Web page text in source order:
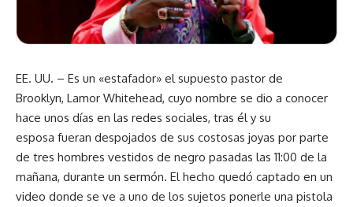
EE. UU. – Es un «estafador» el supuesto pastor de
Brooklyn, Lamor Whitehead, cuyo nombre se dio a conocer
hace unos días en las redes sociales, tras él y su
esposa fueran despojados de sus costosas joyas por parte
de tres hombres vestidos de negro pasadas las 11:00 de la
mañana, durante un sermón. El hecho quedó captado en un
video donde se ve a uno de los sujetos ponerle una pistola